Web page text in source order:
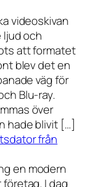
videoskivan
och
att formatet
blev det en
väg för
Blu-ray.
över
hade blivit […]
från
en modern
I dag